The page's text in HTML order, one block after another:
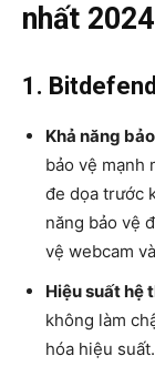
nhất 2024
1.
Khả năng
bảo vệ mạnh
đe dọa trước
năng bảo vệ
vệ webcam
Hiệu suất hệ
không làm
hóa hiệu suất.